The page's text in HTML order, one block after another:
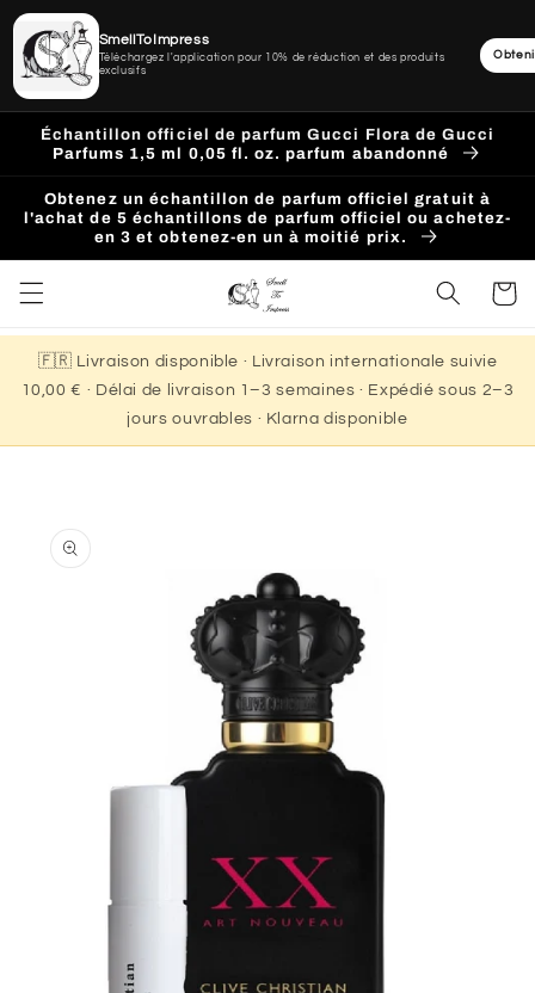
Ignorer
passer
au
Échantillon officiel de parfum Gucci Flora de Gucci
Parfums 1,5 ml 0,05 fl. oz. parfum abandonné
Obtenez un échantillon de parfum officiel gratuit à
l'achat de 5 échantillons de parfum officiel ou achetez-
en 3 et obtenez-en un à moitié prix.
Panier
🇫🇷 Livraison disponible · Livraison internationale suivie
10,00 € · Délai de livraison 1–3 semaines · Expédié sous 2–3
jours ouvrables · Klarna disponible
informations
produits
SmellToImpress
Téléchargez l'application pour 10% de réduction et des produits
exclusifs